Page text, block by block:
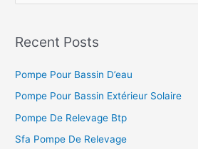
h
r
c
h
Recent Posts
Pompe Pour Bassin D’eau
Pompe Pour Bassin Extérieur Solaire
Pompe De Relevage Btp
Sfa Pompe De Relevage